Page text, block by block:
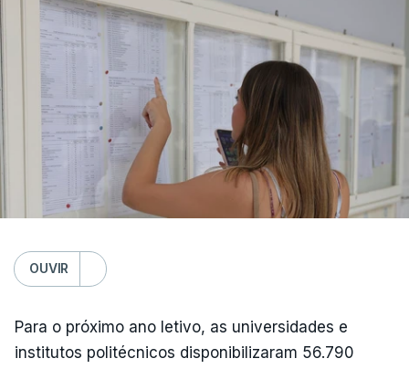
OUVIR
Para o próximo ano letivo, as universidades e
institutos politécnicos disponibilizaram 56.790